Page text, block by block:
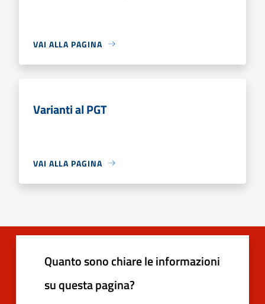
VAI ALLA PAGINA
Varianti al PGT
VAI ALLA PAGINA
Quanto sono chiare le informazioni
su questa pagina?